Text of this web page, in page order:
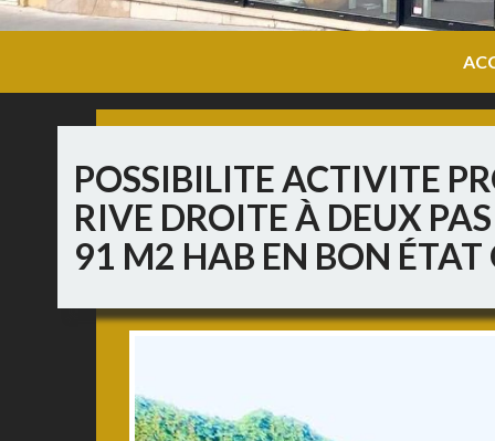
POSSIBILITE ACTIVITE
RIVE DROITE À DEUX
91 M2 HAB EN BON ÉTAT